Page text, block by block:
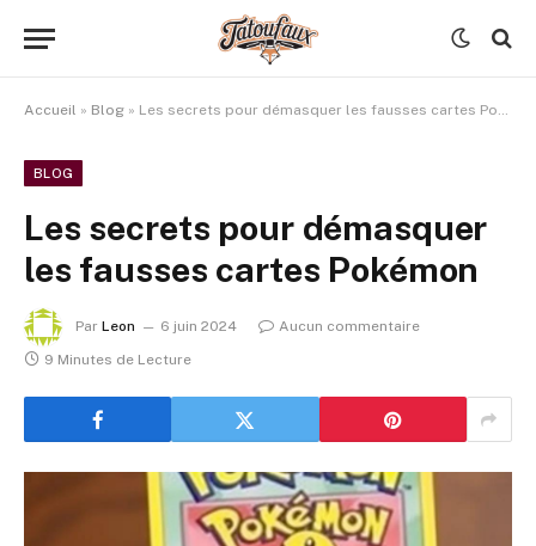
Accueil » Blog » Les secrets pour démasquer les fausses cartes Pokémon
BLOG
Les secrets pour démasquer
les fausses cartes Pokémon
Par Leon 6 juin 2024
Aucun commentaire
9 Minutes de Lecture